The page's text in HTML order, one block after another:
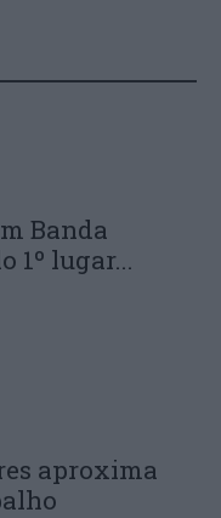
Banda
1º lugar...
aproxima